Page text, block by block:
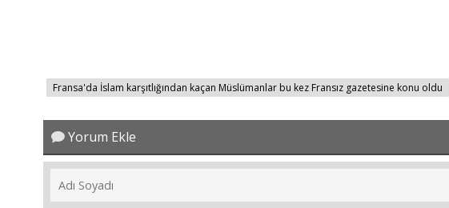
Fransa'da İslam karşıtlığından kaçan Müslümanlar bu kez Fransız gazetesine konu oldu
Yorum Ekle